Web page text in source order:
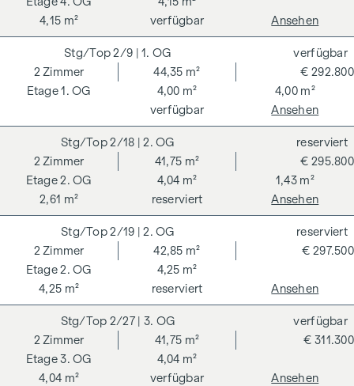
4,15 m²
verfügbar Ansehen
2/9 | 1. OG
1. OG
2Zimmer
44,35 m²
4,00 m²
4,00 m²
€ 292.800
verfügbar
verfügbar
Ansehen
2/18 | 2. OG
2. OG
2Zimmer
41,75 m²
4,04 m²
1,43 m²
2,61 m²
€ 295.800
reserviert
reserviert
Ansehen
2/19 | 2. OG
2. OG
2Zimmer
42,85 m²
4,25 m²
4,25 m²
€ 297.500
reserviert
reserviert
Ansehen
2/27 | 3. OG
3. OG
2Zimmer
41,75 m²
4,04 m²
4,04 m²
€ 311.300
verfügbar
verfügbar
Ansehen